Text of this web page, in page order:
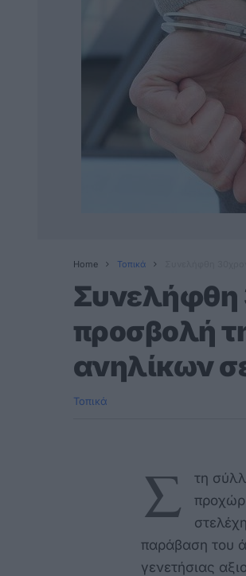
Home Τοπικά
Συνελήφθη
προσβολή
ανηλίκων
Τοπικά
Σ
τη
παράβαση του
γενετήσιας